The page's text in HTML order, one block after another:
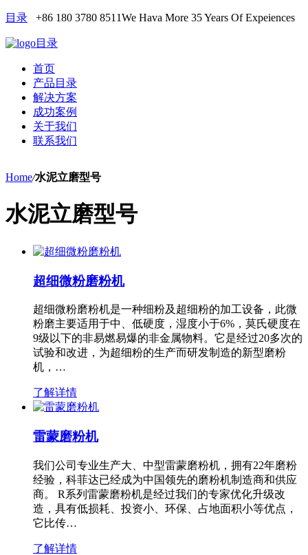
目录 +86 180 3780 8511We Hava More 35 Years Of Expeiences
目录
首页
产品目录
解决方案
成功案例
关于我们
联系我们
Home/水泥立磨型号
水泥立磨型号
超细微粉磨粉机
超细微粉磨粉机是一种细粉及超细粉的加工设备，此微
粉磨主要适用于中、低硬度，湿度小于6%，莫氏硬度在
9级以下的非易燃易爆的非金属物料。它是经过20多次的
试验和改进，为超细粉的生产而研发制造的新型磨粉
机，…
了解详情
雷蒙磨粉机
我们公司专业生产大、中型雷蒙磨粉机，拥有22年磨粉
经验，科菲达已经成为中国领先的磨粉机制造商和供应
商。 R系列雷蒙磨粉机是经过我们的专家优化升级改
造，具有低损耗、投资小、环保、占地面积小等优点，
它比传…
了解详情